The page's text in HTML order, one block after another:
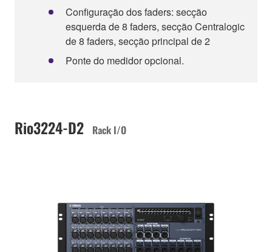
Configuração dos faders: secção
esquerda de 8 faders, secção Centralogic
de 8 faders, secção principal de 2
Ponte do medidor opcional.
Rio3224-D2 Rack I/O